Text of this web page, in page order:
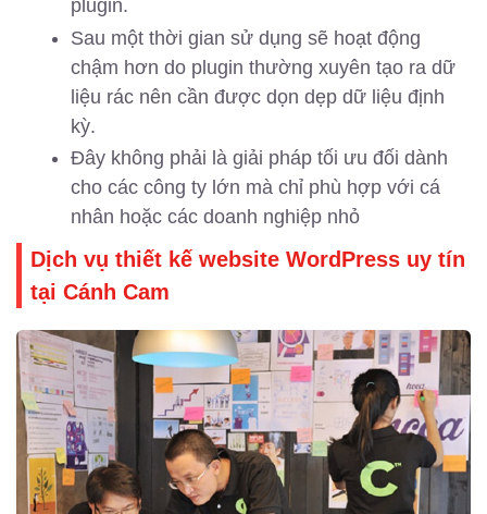
plugin.
Sau một thời gian sử dụng sẽ hoạt động
chậm hơn do plugin thường xuyên tạo ra dữ
liệu rác nên cần được dọn dẹp dữ liệu định
kỳ.
Đây không phải là giải pháp tối ưu đối dành
cho các công ty lớn mà chỉ phù hợp với cá
nhân hoặc các doanh nghiệp nhỏ
Dịch vụ thiết kế website WordPress uy tín
tại Cánh Cam